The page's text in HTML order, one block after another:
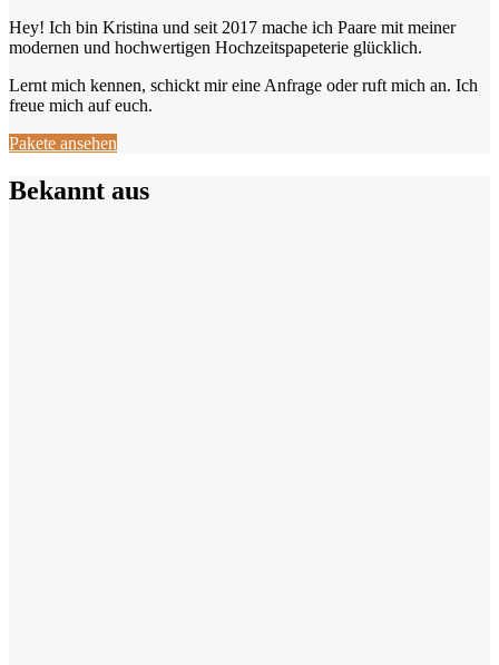
Hey! Ich bin Kristina und seit 2017 mache ich Paare mit meiner
modernen und hochwertigen Hochzeitspapeterie glücklich.
Lernt mich kennen, schickt mir eine Anfrage oder ruft mich an. Ich
freue mich auf euch.
Pakete ansehen
Bekannt aus